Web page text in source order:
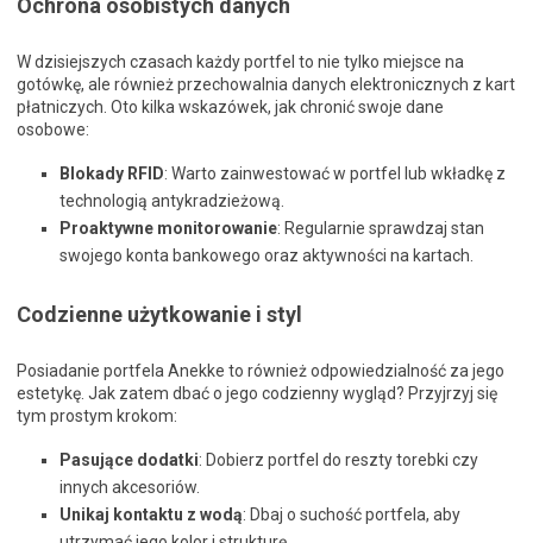
W dzisiejszych czasach każdy portfel to nie tylko miejsce na
gotówkę, ale również przechowalnia danych elektronicznych z kart
płatniczych. Oto kilka wskazówek, jak chronić swoje dane
osobowe:
Blokady RFID: Warto zainwestować w portfel lub wkładkę z
technologią antykradzieżową.
Proaktywne monitorowanie: Regularnie sprawdzaj stan
swojego konta bankowego oraz aktywności na kartach.
Codzienne użytkowanie i styl
Posiadanie portfela Anekke to również odpowiedzialność za jego
estetykę. Jak zatem dbać o jego codzienny wygląd? Przyjrzyj się
tym prostym krokom:
Pasujące dodatki: Dobierz portfel do reszty torebki czy
innych akcesoriów.
Unikaj kontaktu z wodą: Dbaj o suchość portfela, aby